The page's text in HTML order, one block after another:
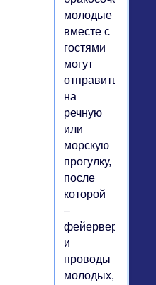
молодые
вместе с
гостями
могут
отправиться
на
речную
или
морскую
прогулку,
после
которой
–
фейерверк
и
проводы
молодых,